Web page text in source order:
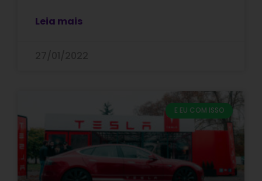
Leia mais
E EU COM ISSO